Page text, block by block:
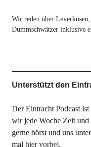
Wir reden über
Dummschwätzer inklusive
Unterstützt den
Der Eintracht Podcast
wir jede Woche Zeit
gerne hörst und uns
mal hier vorbei.